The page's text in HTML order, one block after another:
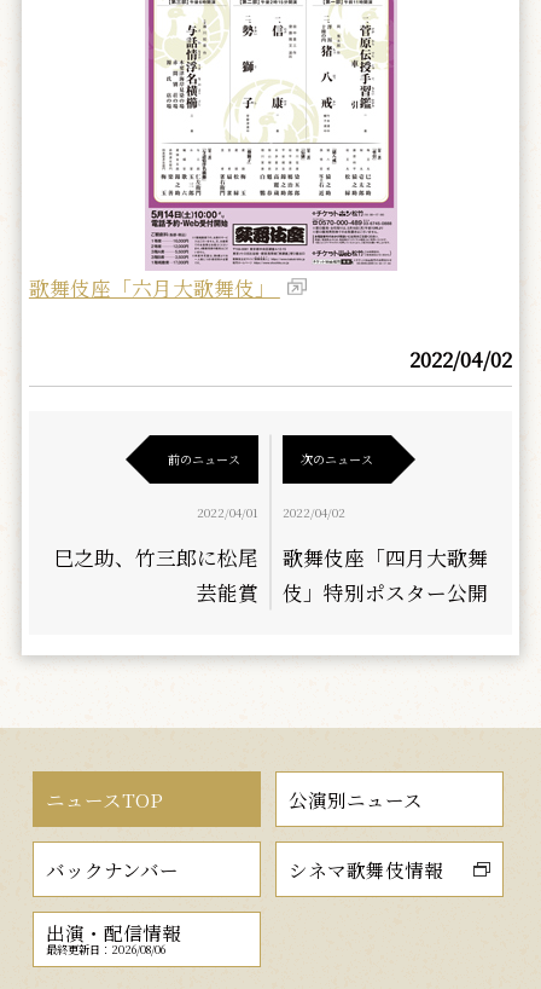
歌舞伎座「六月大歌舞伎」
2022/04/02
前のニュース
2022/04/01
巳之助、竹三郎に松尾
芸能賞
次のニュース
2022/04/02
歌舞伎座「四月大歌舞
伎」特別ポスター公開
ニュースTOP 公演別ニュース
バックナンバー シネマ歌舞伎情報
出演・配信情報
最終更新日：2026/08/06